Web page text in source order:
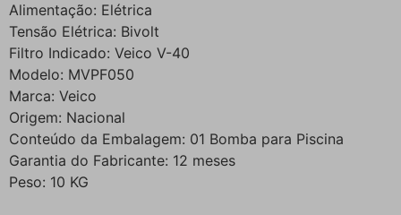
Alimentação: Elétrica
Tensão Elétrica: Bivolt
Filtro Indicado: Veico V-40
Modelo: MVPF050
Marca: Veico
Origem: Nacional
Conteúdo da Embalagem: 01 Bomba para Piscina
Garantia do Fabricante: 12 meses
Peso: 10 KG